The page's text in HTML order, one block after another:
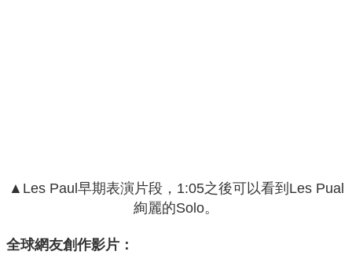
▲Les Paul早期表演片段，1:05之後可以看到Les Pual
絢麗的Solo。
全球網友創作影片：